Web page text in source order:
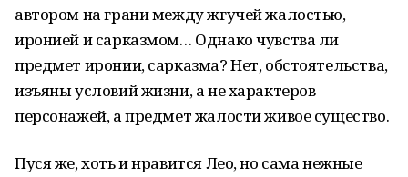
автором на грани между жгучей жалостью,
иронией и сарказмом… Однако чувства ли
предмет иронии, сарказма? Нет, обстоятельства,
изъяны условий жизни, а не характеров
персонажей, а предмет жалости живое существо.
Пуся же, хоть и нравится Лео, но сама нежные